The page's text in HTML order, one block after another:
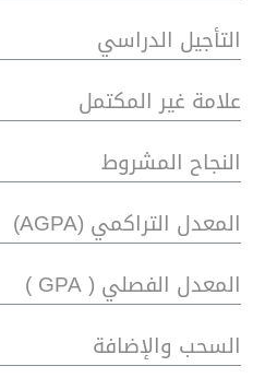
التأجيل الدراسي
علامة غير المكتمل
النجاح المشروط
المعدل التراكمي (AGPA)
المعدل الفصلي ( GPA )
السحب والإضافة